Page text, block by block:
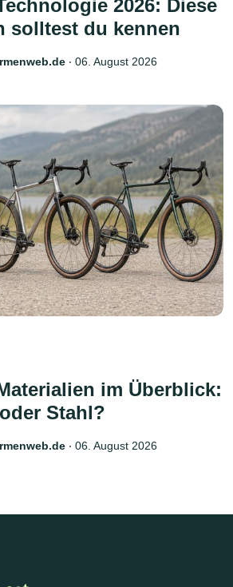
2026: Diese
solltest du kennen
‧ 06. August 2026
im Überblick:
Stahl?
‧ 06. August 2026